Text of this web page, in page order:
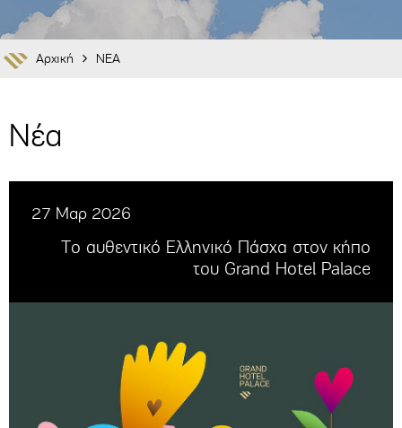
Αρχική ΝΕΑ
Νέα
27 Μαρ 2026
Tο αυθεντικό Ελληνικό Πάσχα στον κήπο
του Grand Hotel Palace